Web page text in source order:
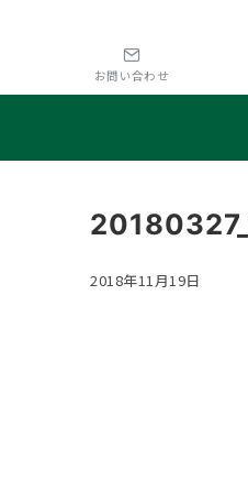
お問い合わせ
2018年11月19日